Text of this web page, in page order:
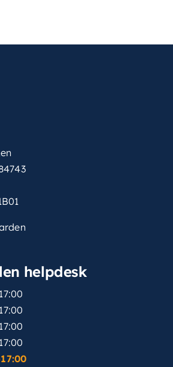
helpdesk